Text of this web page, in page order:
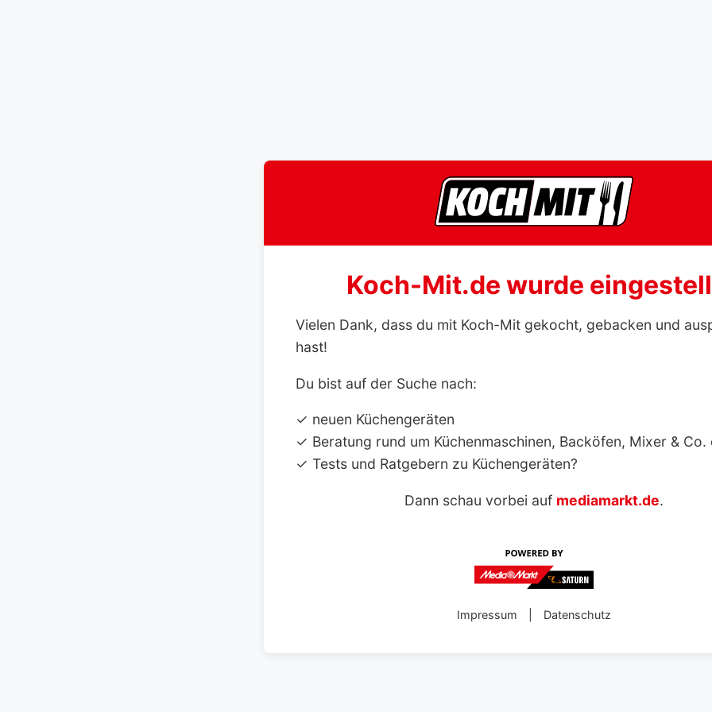
Koch-Mit.de wurde
Vielen Dank, dass du mit Koch-Mit gekocht, gebacken und
hast!
Du bist auf der Suche nach:
✓ neuen Küchengeräten
✓ Beratung rund um Küchenmaschinen, Backöfen, Mixer & Co.
✓ Tests und Ratgebern zu Küchengeräten?
Dann schau vorbei auf mediamarkt.de.
Impressum Datenschutz